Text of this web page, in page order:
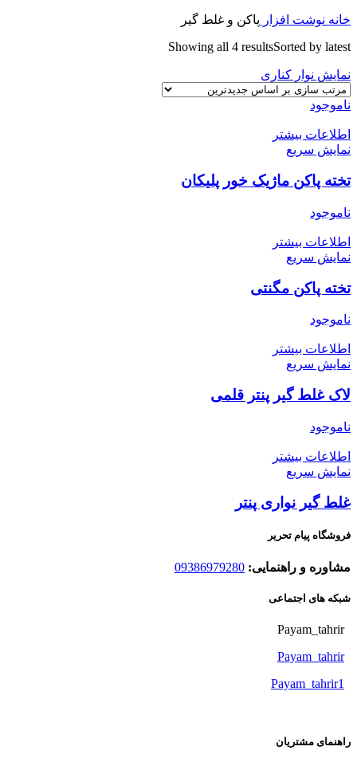
خانه نوشت افزار پاکن و غلط گیر
Showing all 4 resultsSorted by latest
نمایش نوار کناری
ناموجود
اطلاعات بیشتر
نمایش سریع
تخته پاکن ماژیک خور پلیکان
ناموجود
اطلاعات بیشتر
نمایش سریع
تخته پاکن مگنتی
ناموجود
اطلاعات بیشتر
نمایش سریع
لاک غلط گیر پنتر قلمی
ناموجود
اطلاعات بیشتر
نمایش سریع
غلط گیر نواری پنتر
فروشگاه پیام تحریر
مشاوره و راهنمایی: 09386979280
شبکه های اجتماعی
Payam_tahrir
Payam_tahrir
Payam_tahrir1
راهنمای مشتریان